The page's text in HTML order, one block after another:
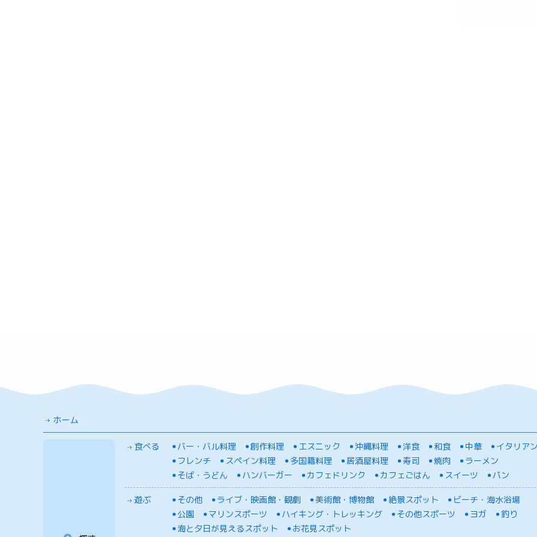
ホーム
食べる バー・バル料理 創作料理 エスニック 沖縄料理 洋食 和食 中華
イタリア
フレンチ
スペイン料理 多国籍料理 居酒屋料理 寿司 焼肉
ラーメン
そば・うどん
ハンバーガー カフェドリンク カフェごはん スイーツ パン
遊ぶ その他 ライブ・映画館・観劇 美術館・博物館 絶景スポット
ビーチ・海水浴場
公園
マリンスポーツ ハイキング・トレッキング その他スポーツ ヨガ
釣り
海と夕日が見えるスポット
お花見スポット